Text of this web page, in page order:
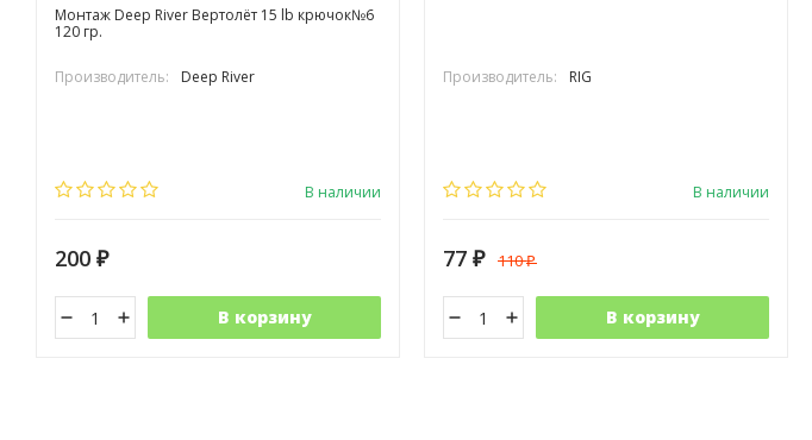
Монтаж Deep River Вертолёт 15 lb крючок№6
120 гр.
Производитель: Deep River
В наличии
200 ₽
В корзину
Производитель: RIG
В наличии
77 ₽ 110₽
В корзину